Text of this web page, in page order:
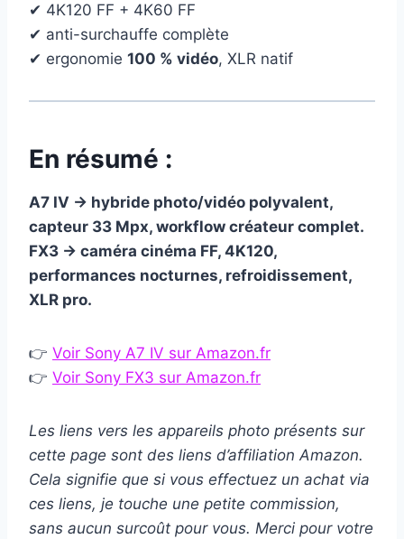
✔ 4K120 FF + 4K60 FF
✔ anti-surchauffe complète
✔ ergonomie 100 % vidéo, XLR natif
En résumé :
A7 IV → hybride photo/vidéo polyvalent,
capteur 33 Mpx, workflow créateur complet.
FX3 → caméra cinéma FF, 4K120,
performances nocturnes, refroidissement,
XLR pro.
👉 Voir Sony A7 IV sur Amazon.fr
👉 Voir Sony FX3 sur Amazon.fr
Les liens vers les appareils photo présents sur
cette page sont des liens d’affiliation Amazon.
Cela signifie que si vous effectuez un achat via
ces liens, je touche une petite commission,
sans aucun surcoût pour vous. Merci pour votre